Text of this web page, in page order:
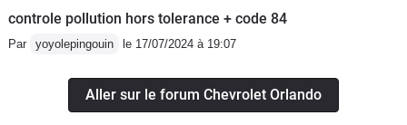
controle pollution hors tolerance + code 84
Par yoyolepingouin le 17/07/2024 à 19:07
Aller sur le forum Chevrolet Orlando